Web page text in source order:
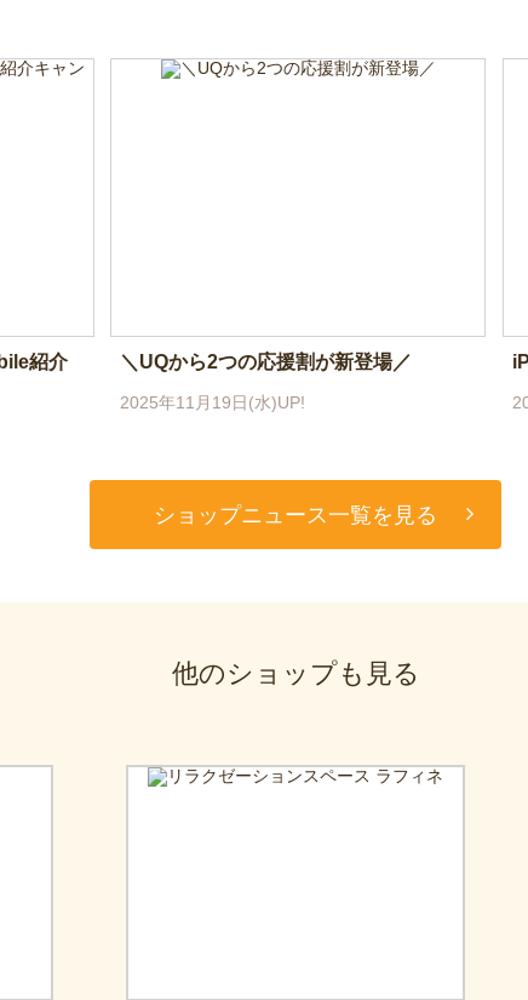
紹介
＼UQから2つの応援割が新登場／
2025年11月19日(水)UP!
ショップニュース一覧を見る
他のショップも見る